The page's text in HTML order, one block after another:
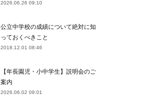
2026.06.26 09:10
公立中学校の成績について絶対に知
っておくべきこと
2018.12.01 08:46
【年長園児・小中学生】説明会のご
案内
2026.06.02 09:01